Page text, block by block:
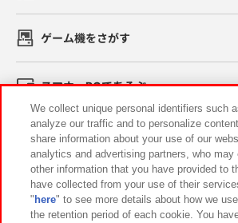
ゲーム機をさがす
スマホ・PCであそぶ
イベント・キャンペーン
関連会社 サステナビリティ サ
We collect unique personal identifiers such
analyze our traffic and to personalize
share information about your use of our
analytics and advertising partners, who may
other information that you have provided to
have collected from your use of their
" here" to see more details about how we
the retention period of each cookie. You